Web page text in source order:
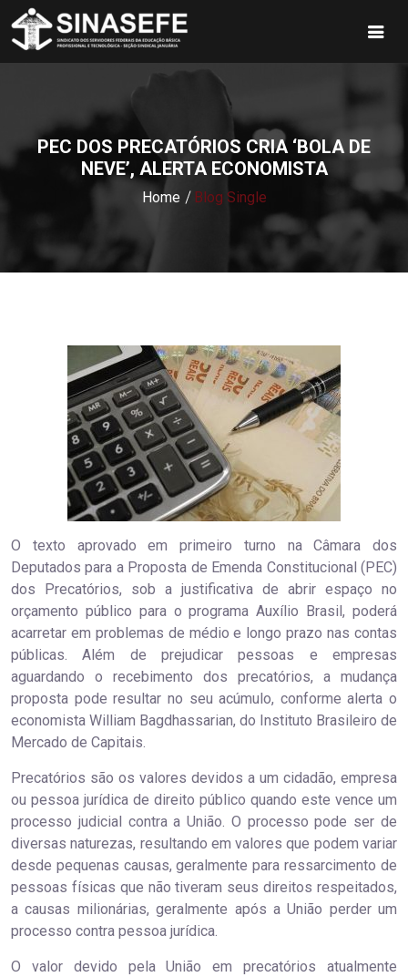
PEC DOS PRECATÓRIOS CRIA ‘BOLA DE
NEVE’, ALERTA ECONOMISTA
Home Blog Single
O texto aprovado em primeiro turno na Câmara dos
Deputados para a Proposta de Emenda Constitucional (PEC)
dos Precatórios, sob a justificativa de abrir espaço no
orçamento público para o programa Auxílio Brasil, poderá
acarretar em problemas de médio e longo prazo nas contas
públicas. Além de prejudicar pessoas e empresas
aguardando o recebimento dos precatórios, a mudança
proposta pode resultar no seu acúmulo, conforme alerta o
economista William Bagdhassarian, do Instituto Brasileiro de
Mercado de Capitais.
Precatórios são os valores devidos a um cidadão, empresa
ou pessoa jurídica de direito público quando este vence um
processo judicial contra a União. O processo pode ser de
diversas naturezas, resultando em valores que podem variar
desde pequenas causas, geralmente para ressarcimento de
pessoas físicas que não tiveram seus direitos respeitados,
a causas milionárias, geralmente após a União perder um
processo contra pessoa jurídica.
O valor devido pela União em precatórios atualmente